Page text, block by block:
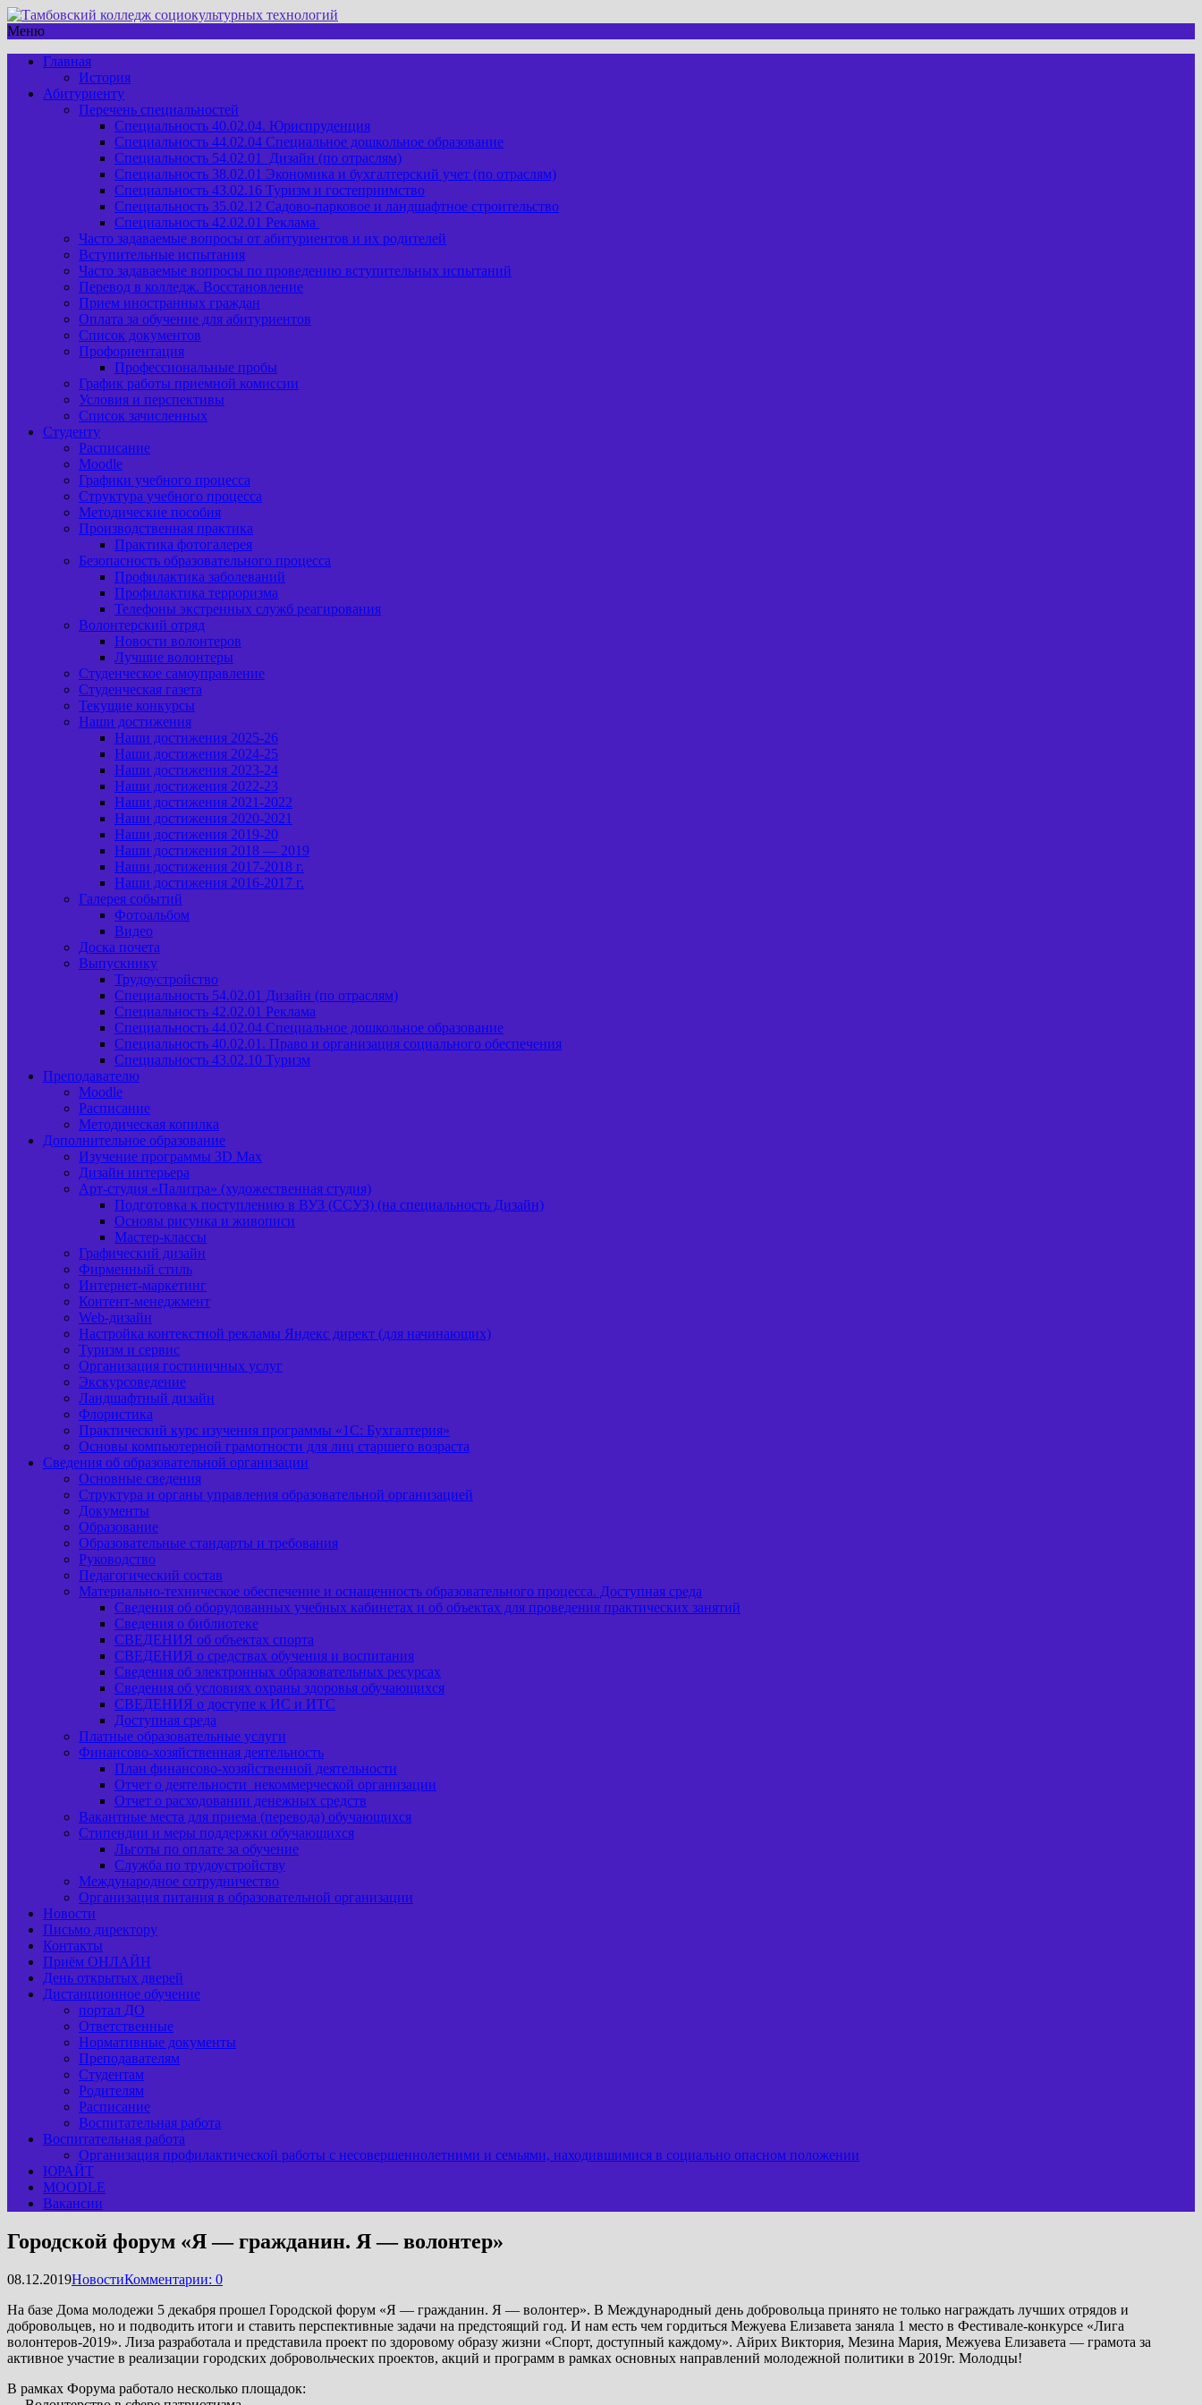
Меню
Главная
История
Абитуриенту
Перечень специальностей
Специальность 40.02.04. Юриспруденция
Специальность 44.02.04 Специальное дошкольное образование
Специальность 54.02.01 Дизайн (по отраслям)
Специальность 38.02.01 Экономика и бухгалтерский учет (по отраслям)
Специальность 43.02.16 Туризм и гостеприимство
Специальность 35.02.12 Садово-парковое и ландшафтное строительство
Специальность 42.02.01 Реклама
Часто задаваемые вопросы от абитуриентов и их родителей
Вступительные испытания
Часто задаваемые вопросы по проведению вступительных испытаний
Перевод в колледж. Восстановление
Прием иностранных граждан
Оплата за обучение для абитуриентов
Список документов
Профориентация
Профессиональные пробы
График работы приемной комиссии
Условия и перспективы
Список зачисленных
Студенту
Расписание
Moodle
Графики учебного процесса
Структура учебного процесса
Методические пособия
Производственная практика
Практика фотогалерея
Безопасность образовательного процесса
Профилактика заболеваний
Профилактика терроризма
Телефоны экстренных служб реагирования
Волонтерский отряд
Новости волонтеров
Лучшие волонтеры
Студенческое самоуправление
Студенческая газета
Текущие конкурсы
Наши достижения
Наши достижения 2025-26
Наши достижения 2024-25
Наши достижения 2023-24
Наши достижения 2022-23
Наши достижения 2021-2022
Наши достижения 2020-2021
Наши достижения 2019-20
Наши достижения 2018 — 2019
Наши достижения 2017-2018 г.
Наши достижения 2016-2017 г.
Галерея событий
Фотоальбом
Видео
Доска почета
Выпускнику
Трудоустройство
Специальность 54.02.01 Дизайн (по отраслям)
Специальность 42.02.01 Реклама
Специальность 44.02.04 Специальное дошкольное образование
Специальность 40.02.01. Право и организация социального обеспечения
Специальность 43.02.10 Туризм
Преподавателю
Moodle
Расписание
Методическая копилка
Дополнительное образование
Изучение программы 3D Max
Дизайн интерьера
Арт-cтудия «Палитра» (художественная студия)
Подготовка к поступлению в ВУЗ (ССУЗ) (на специальность Дизайн)
Основы рисунка и живописи
Мастер-классы
Графический дизайн
Фирменный стиль
Интернет-маркетинг
Контент-менеджмент
Web-дизайн
Настройка контекстной рекламы Яндекс директ (для начинающих)
Туризм и сервис
Организация гостиничных услуг
Экскурсоведение
Ландшафтный дизайн
Флористика
Практический курс изучения программы «1С: Бухгалтерия»
Основы компьютерной грамотности для лиц старшего возраста
Сведения об образовательной организации
Основные сведения
Структура и органы управления образовательной организацией
Документы
Образование
Образовательные стандарты и требования
Руководство
Педагогический состав
Материально-техническое обеспечение и оснащенность образовательного процесса. Доступная среда
Сведения об оборудованных учебных кабинетах и об объектах для проведения практических занятий
Сведения о библиотеке
СВЕДЕНИЯ об объектах спорта
СВЕДЕНИЯ о средствах обучения и воспитания
Сведения об электронных образовательных ресурсах
Сведения об условиях охраны здоровья обучающихся
СВЕДЕНИЯ о доступе к ИС и ИТС
Доступная среда
Платные образовательные услуги
Финансово-хозяйственная деятельность
План финансово-хозяйственной деятельности
Отчет о деятельности некоммерческой организации
Отчет о расходовании денежных средств
Вакантные места для приема (перевода) обучающихся
Стипендии и меры поддержки обучающихся
Льготы по оплате за обучение
Служба по трудоустройству
Международное сотрудничество
Организация питания в образовательной организации
Новости
Письмо директору
Контакты
Приём ОНЛАЙН
День открытых дверей
Дистанционное обучение
портал ДО
Ответственные
Нормативные документы
Преподавателям
Студентам
Родителям
Расписание
Воспитательная работа
Воспитательная работа
Организация профилактической работы с несовершеннолетними и семьями, находившимися в социально опасном положении
ЮРАЙТ
MOODLE
Вакансии
Городской форум «Я — гражданин. Я — волонтер»
08.12.2019НовостиКомментарии: 0
На базе Дома молодежи 5 декабря прошел Городской форум «Я — гражданин. Я — волонтер». В Международный день добровольца принято не только награждать лучших отрядов и
добровольцев, но и подводить итоги и ставить перспективные задачи на предстоящий год. И нам есть чем гордиться Межуева Елизавета заняла 1 место в Фестивале-конкурсе «Лига
волонтеров-2019». Лиза разработала и представила проект по здоровому образу жизни «Спорт, доступный каждому». Айрих Виктория, Мезина Мария, Межуева Елизавета — грамота за
активное участие в реализации городских добровольческих проектов, акций и программ в рамках основных направлений молодежной политики в 2019г. Молодцы!
В рамках Форума работало несколько площадок: